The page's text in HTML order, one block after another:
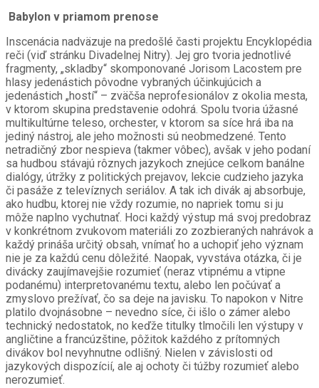
Babylon v priamom prenose
Inscenácia nadväzuje na predošlé časti projektu Encyklopédia
reči (viď stránku Divadelnej Nitry). Jej gro tvoria jednotlivé
fragmenty, „skladby“ skomponované Jorisom Lacostem pre
hlasy jedenástich pôvodne vybraných účinkujúcich a
jedenástich „hostí“ – zväčša neprofesionálov z okolia mesta,
v ktorom skupina predstavenie odohrá. Spolu tvoria úžasné
multikultúrne teleso, orchester, v ktorom sa síce hrá iba na
jediný nástroj, ale jeho možnosti sú neobmedzené. Tento
netradičný zbor nespieva (takmer vôbec), avšak v jeho podaní
sa hudbou stávajú rôznych jazykoch znejúce celkom banálne
dialógy, útržky z politických prejavov, lekcie cudzieho jazyka
či pasáže z televíznych seriálov. A tak ich divák aj absorbuje,
ako hudbu, ktorej nie vždy rozumie, no napriek tomu si ju
môže naplno vychutnať. Hoci každý výstup má svoj predobraz
v konkrétnom zvukovom materiáli zo zozbieraných nahrávok a
každý prináša určitý obsah, vnímať ho a uchopiť jeho význam
nie je za každú cenu dôležité. Naopak, vyvstáva otázka, či je
divácky zaujímavejšie rozumieť (neraz vtipnému a vtipne
podanému) interpretovanému textu, alebo len počúvať a
zmyslovo prežívať, čo sa deje na javisku. To napokon v Nitre
platilo dvojnásobne – nevedno síce, či išlo o zámer alebo
technický nedostatok, no keďže titulky tlmočili len výstupy v
angličtine a francúzštine, pôžitok každého z prítomných
divákov bol nevyhnutne odlišný. Nielen v závislosti od
jazykových dispozícií, ale aj ochoty či túžby rozumieť alebo
nerozumieť.